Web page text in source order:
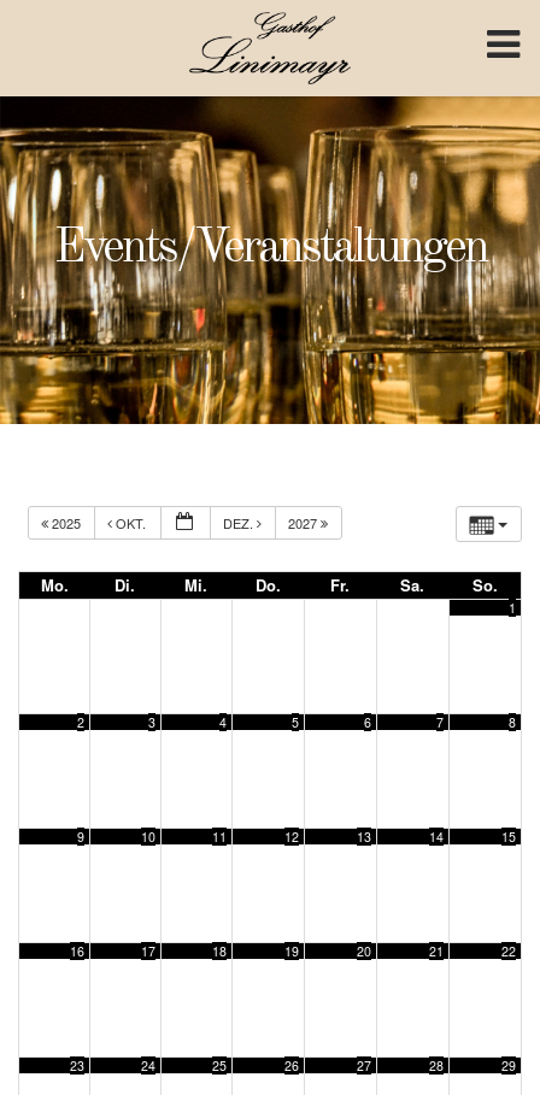
Events/Veranstaltungen
2025 OKT. DEZ. 2027
Mo. Di. Mi. Do. Fr. Sa. So.
1
2 3 4 5 6 7 8
9 10 11 12 13 14 15
16 17 18 19 20 21 22
23 24 25 26 27 28 29